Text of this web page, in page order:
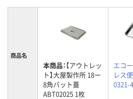
商品名
本商品：【アウトレッ
ト】大屋製作所 18ー
8角バット蓋
ABT02025 1枚
エコ
レス
0321-